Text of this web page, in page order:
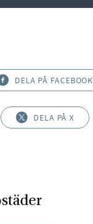
DELA PÅ FACEBOOK
DELA PÅ X